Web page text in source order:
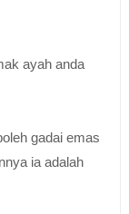
ayah anda
gadai emas
ia adalah